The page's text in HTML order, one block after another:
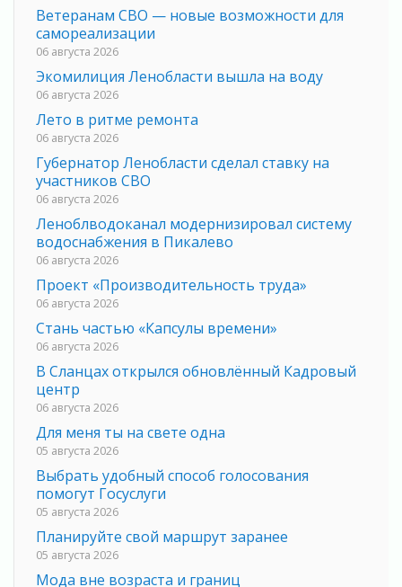
Ветеранам СВО — новые возможности для
самореализации
06 августа 2026
Экомилиция Ленобласти вышла на воду
06 августа 2026
Лето в ритме ремонта
06 августа 2026
Губернатор Ленобласти сделал ставку на
участников СВО
06 августа 2026
Леноблводоканал модернизировал систему
водоснабжения в Пикалево
06 августа 2026
Проект «Производительность труда»
06 августа 2026
Стань частью «Капсулы времени»
06 августа 2026
В Сланцах открылся обновлённый Кадровый
центр
06 августа 2026
Для меня ты на свете одна
05 августа 2026
Выбрать удобный способ голосования
помогут Госуслуги
05 августа 2026
Планируйте свой маршрут заранее
05 августа 2026
Мода вне возраста и границ